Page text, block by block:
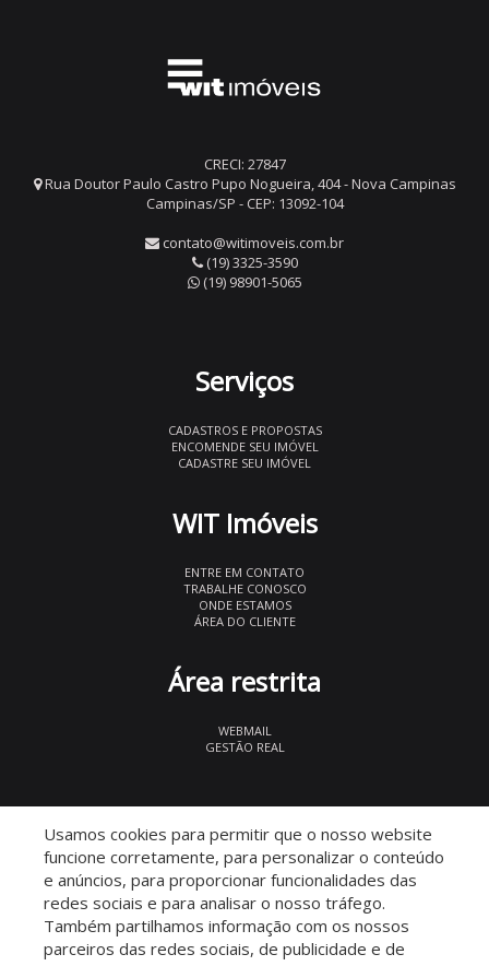
CRECI: 27847
Rua Doutor Paulo Castro Pupo Nogueira, 404 - Nova Campinas
Campinas/SP - CEP: 13092-104
contato@witimoveis.com.br
(19) 3325-3590
(19) 98901-5065
Serviços
CADASTROS E PROPOSTAS
ENCOMENDE SEU IMÓVEL
CADASTRE SEU IMÓVEL
WIT Imóveis
ENTRE EM CONTATO
TRABALHE CONOSCO
ONDE ESTAMOS
ÁREA DO CLIENTE
Área restrita
WEBMAIL
GESTÃO REAL
Usamos cookies para permitir que o nosso website
funcione corretamente, para personalizar o conteúdo
e anúncios, para proporcionar funcionalidades das
redes sociais e para analisar o nosso tráfego.
Também partilhamos informação com os nossos
parceiros das redes sociais, de publicidade e de